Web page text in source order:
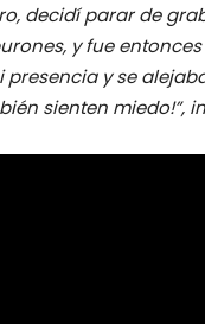
decidí parar de
y fue
y se
sienten miedo!”,